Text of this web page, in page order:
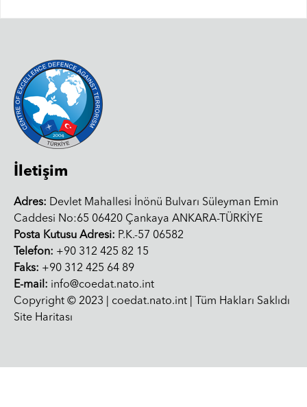
İletişim
Adres: Devlet Mahallesi İnönü Bulvarı Süleyman Emin
Caddesi No:65 06420 Çankaya ANKARA-TÜRKİYE
Posta Kutusu Adresi: P.K.-57 06582
Telefon: +90 312 425 82 15
Faks: +90 312 425 64 89
E-mail: info@coedat.nato.int
Copyright © 2023 | coedat.nato.int | Tüm Hakları Saklıdı
Site Haritası